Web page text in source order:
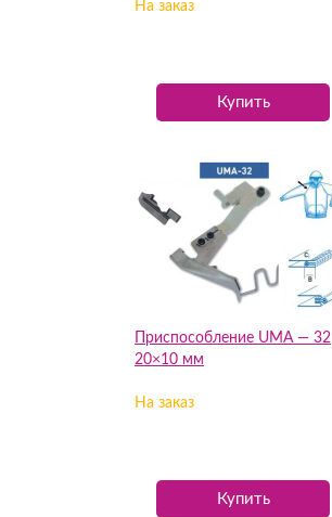
На заказ
Купить
Приспособление UMA — 32
20×10 мм
На заказ
Купить